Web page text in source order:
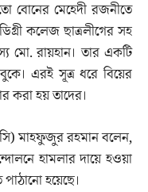
বোনের মেহেদী রজনীতে
কলেজ ছাত্রলীগের সহ
রায়হান। তার একটি
এরই সূত্র ধরে বিয়ের
করা হয় তাদের।
মাহফুজুর রহমান বলেন,
হামলার দায়ে হওয়া
হয়েছে।